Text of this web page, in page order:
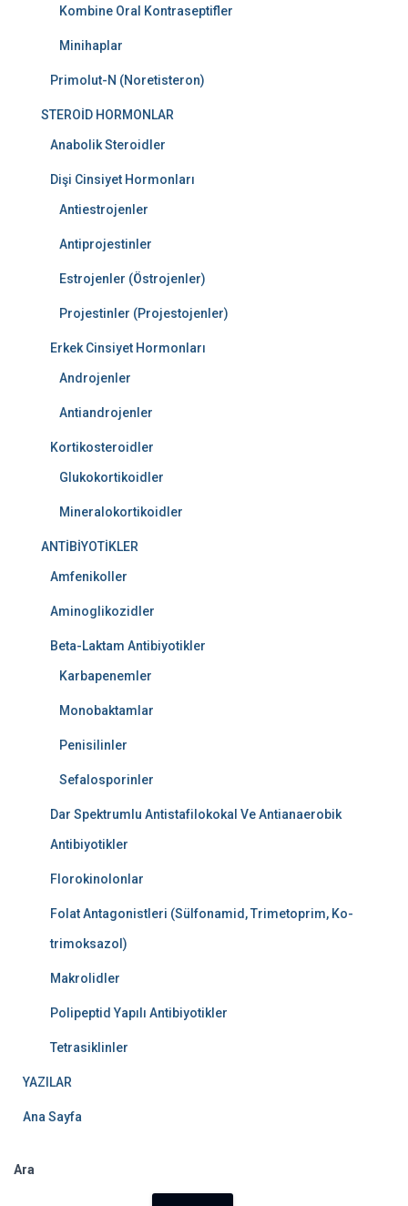
Kombine Oral Kontraseptifler
Minihaplar
Primolut-N (Noretisteron)
STEROİD HORMONLAR
Anabolik Steroidler
Dişi Cinsiyet Hormonları
Antiestrojenler
Antiprojestinler
Estrojenler (Östrojenler)
Projestinler (Projestojenler)
Erkek Cinsiyet Hormonları
Androjenler
Antiandrojenler
Kortikosteroidler
Glukokortikoidler
Mineralokortikoidler
ANTİBİYOTİKLER
Amfenikoller
Aminoglikozidler
Beta-Laktam Antibiyotikler
Karbapenemler
Monobaktamlar
Penisilinler
Sefalosporinler
Dar Spektrumlu Antistafilokokal Ve Antianaerobik
Antibiyotikler
Florokinolonlar
Folat Antagonistleri (Sülfonamid, Trimetoprim, Ko-
trimoksazol)
Makrolidler
Polipeptid Yapılı Antibiyotikler
Tetrasiklinler
YAZILAR
Ana Sayfa
Ara